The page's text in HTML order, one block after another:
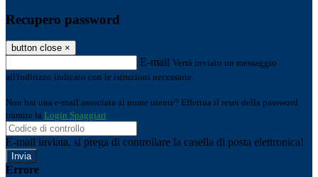
Recupero password
button close ×
E-mail Verrà inviato un messaggio
all'indirizzo indicato con le istruzioni necessarie.
Non hai una e-mail associata al nome utente? Effettua il reset della password
tramite la Login Spaggiari
E-mail inviata, si prega di controllare la casella di posta elettronica!
Errore